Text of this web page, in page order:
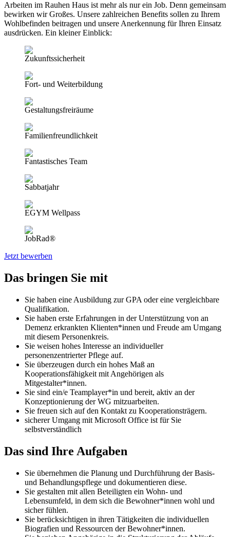
Arbeiten im Rauhen Haus ist mehr als nur ein Job. Denn gemeinsam
bewirken wir Großes. Unsere zahlreichen Benefits sollen zu Ihrem
Wohlbefinden beitragen und unsere Anerkennung für Ihren Einsatz
ausdrücken. Ein kleiner Einblick:
Zukunftssicherheit
Fort- und Weiterbildung
Gestaltungsfreiräume
Familienfreundlichkeit
Fantastisches Team
Sabbatjahr
EGYM Wellpass
JobRad®
Jetzt bewerben
Das bringen Sie mit
Sie haben eine Ausbildung zur GPA oder eine vergleichbare
Qualifikation.
Sie haben erste Erfahrungen in der Unterstützung von an
Demenz erkrankten Klienten*innen und Freude am Umgang
mit diesem Personenkreis.
Sie weisen hohes Interesse an individueller
personenzentrierter Pflege auf.
Sie überzeugen durch ein hohes Maß an
Kooperationsfähigkeit mit Angehörigen als
Mitgestalter*innen.
Sie sind ein/e Teamplayer*in und bereit, aktiv an der
Konzeptionierung der WG mitzuarbeiten.
Sie freuen sich auf den Kontakt zu Kooperationsträgern.
sicherer Umgang mit Microsoft Office ist für Sie
selbstverständlich
Das sind Ihre Aufgaben
Sie übernehmen die Planung und Durchführung der Basis-
und Behandlungspflege und dokumentieren diese.
Sie gestalten mit allen Beteiligten ein Wohn- und
Lebensumfeld, in dem sich die Bewohner*innen wohl und
sicher fühlen.
Sie berücksichtigen in ihren Tätigkeiten die individuellen
Biografien und Ressourcen der Bewohner*innen.